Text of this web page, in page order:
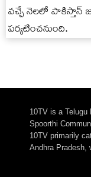
వ‌చ్చే నెల‌లో పాకిస్తాన్
ప‌ర్య‌టించ‌నుంది.
10TV is a Telugu
Spoorthi
10TV primarily
Andhra Pradesh,